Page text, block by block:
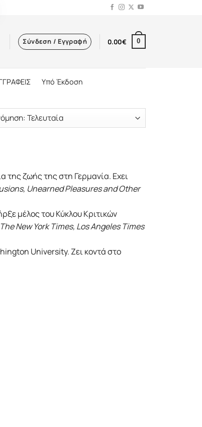
Σύνδεση / Εγγραφή 0.00€ 0
Υπό Έκδοση
της ζωής της στη Γερμανία. Εχει
Unearned Pleasures and Other
μέλος του Κύκλου Κριτικών
The New York Times, Los Angeles Times
University. Ζει κοντά στο